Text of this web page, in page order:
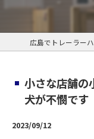
小さな店舗の
犬が不憫です
2023/09/12